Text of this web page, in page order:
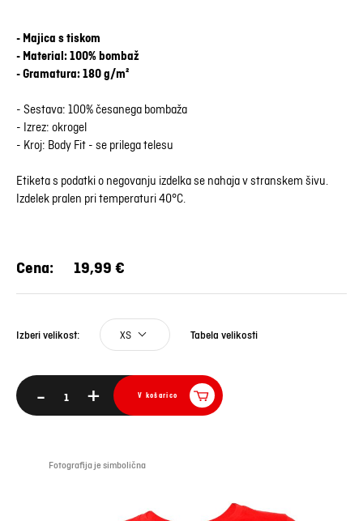
Fotografija je simbolična
- Majica s tiskom
- Material: 100% bombaž
- Gramatura: 180 g/m²
- Sestava: 100% česanega bombaža
- Izrez: okrogel
- Kroj: Body Fit - se prilega telesu
Etiketa s podatki o negovanju izdelka se nahaja v stranskem šivu.
Izdelek pralen pri temperaturi 40°C.
Cena: 19,99 €
Izberi velikost: XS Tabela velikosti
- + V košarico